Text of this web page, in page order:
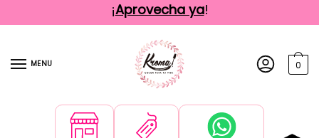
¡Aprovecha ya!
MENU 0